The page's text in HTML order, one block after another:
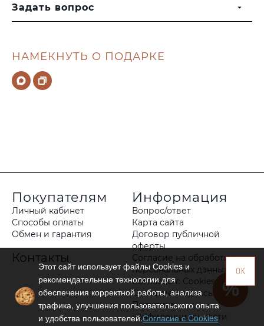
НАМЕКНУТЬ О ПОДАРКЕ
Задать вопрос
Покупателям
Личный кабинет
Способы оплаты
Обмен и гарантия
Контакты
Информация
Вопрос/ответ
Карта сайта
Договор публичной
оферты
Согласие на обработку
персональных данных
Согласие с Cookies
Согласие на рассылку
Политика
конфиденциальности
OK
Этот сайт использует файлы Сookies и
рекомендательные технологии для
обеспечения корректной работы, анализа
трафика, улучшения пользовательского опыта
и удобства пользователей.Согласие с Cookies